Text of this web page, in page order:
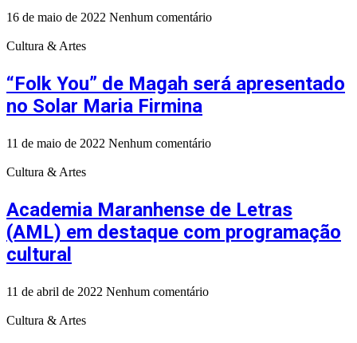
16 de maio de 2022 Nenhum comentário
Cultura & Artes
“Folk You” de Magah será apresentado
no Solar Maria Firmina
11 de maio de 2022 Nenhum comentário
Cultura & Artes
Academia Maranhense de Letras
(AML) em destaque com programação
cultural
11 de abril de 2022 Nenhum comentário
Cultura & Artes